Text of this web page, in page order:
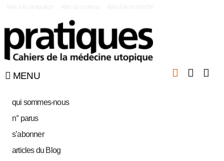
MENU
qui sommes-nous
n° parus
s’abonner
articles du Blog